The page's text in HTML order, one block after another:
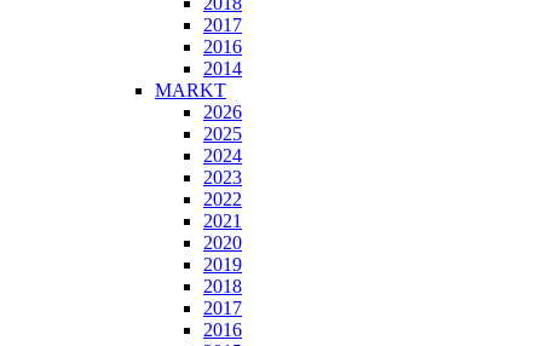
2017
2016
2014
MARKT
2026
2025
2024
2023
2022
2021
2020
2019
2018
2017
2016